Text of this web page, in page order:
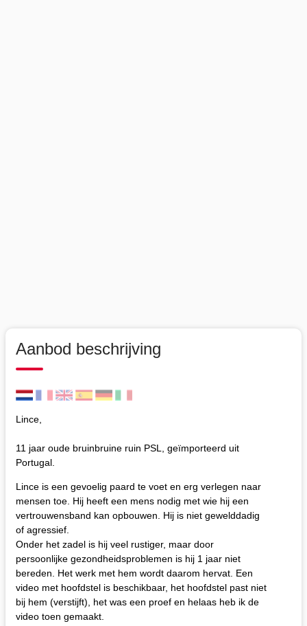
Aanbod beschrijving
Lince,
11 jaar oude bruinbruine ruin PSL, geïmporteerd uit
Portugal.
Lince is een gevoelig paard te voet en erg verlegen naar
mensen toe. Hij heeft een mens nodig met wie hij een
vertrouwensband kan opbouwen. Hij is niet gewelddadig
of agressief.
Onder het zadel is hij veel rustiger, maar door
persoonlijke gezondheidsproblemen is hij 1 jaar niet
bereden. Het werk met hem wordt daarom hervat. Een
video met hoofdstel is beschikbaar, het hoofdstel past niet
bij hem (verstijft), het was een proef en helaas heb ik de
video toen gemaakt.